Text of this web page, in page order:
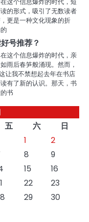
的形式，吸引了无数读者
更是一种文化现象的折
号推荐？
这个信息爆炸的时代，亲
雨后春笋般涌现。然而，
让我不禁想起去年在书店
有了新的认识。那天，书
书
五 六
日
1
2
8
9
15
16
22
23
29
30